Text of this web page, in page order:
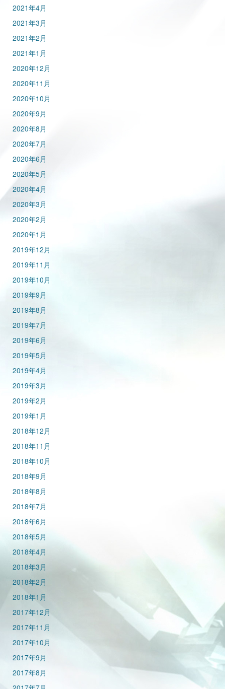
2021年4月
2021年3月
2021年2月
2021年1月
2020年12月
2020年11月
2020年10月
2020年9月
2020年8月
2020年7月
2020年6月
2020年5月
2020年4月
2020年3月
2020年2月
2020年1月
2019年12月
2019年11月
2019年10月
2019年9月
2019年8月
2019年7月
2019年6月
2019年5月
2019年4月
2019年3月
2019年2月
2019年1月
2018年12月
2018年11月
2018年10月
2018年9月
2018年8月
2018年7月
2018年6月
2018年5月
2018年4月
2018年3月
2018年2月
2018年1月
2017年12月
2017年11月
2017年10月
2017年9月
2017年8月